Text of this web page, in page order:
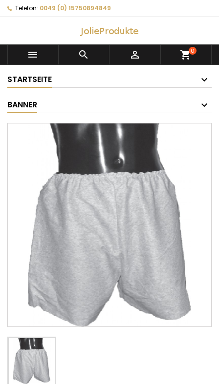
Telefon: 0049 (0) 15750894849
   shopping_cart0
STARTSEITE
BANNER